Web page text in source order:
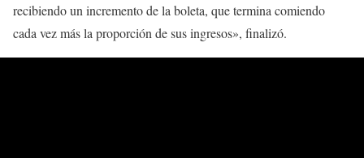
recibiendo un incremento de la boleta, que termina comiendo
cada vez más la proporción de sus ingresos», finalizó.